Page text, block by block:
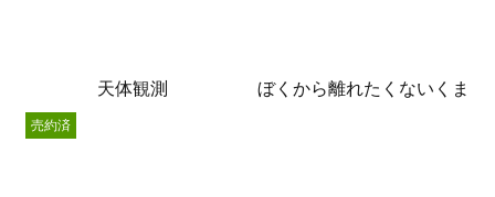
天体観測 ぼくから離れたくないくま
売約済